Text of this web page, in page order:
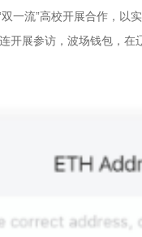
一流”高校开展合作，
开展参访，波场钱包，